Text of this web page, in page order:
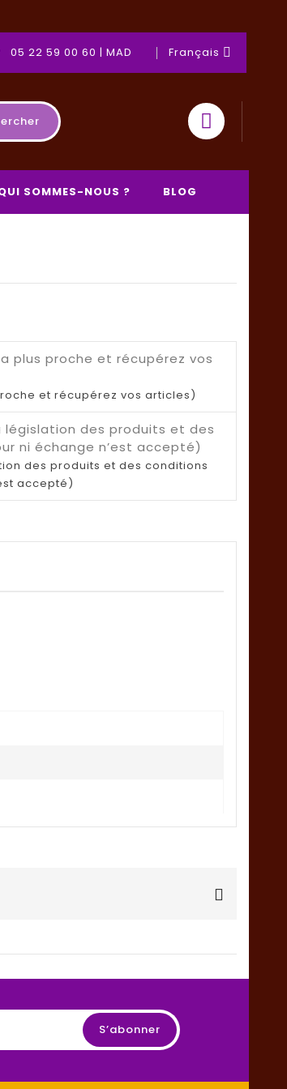
22 59 00 60 | MAD Français 
SOMMES-NOUS ? BLOG
et récupérez vos articles)
des produits et des conditions
accepté)